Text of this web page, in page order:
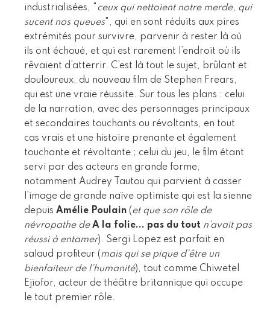
industrialisées, " ceux qui nettoient notre merde, qui
sucent nos queues ", qui en sont réduits aux pires
extrémités pour survivre, parvenir à rester là où
ils ont échoué, et qui est rarement l’endroit où ils
rêvaient d’atterrir. C’est là tout le sujet, brûlant et
douloureux, du nouveau film de Stephen Frears,
qui est une vraie réussite. Sur tous les plans : celui
de la narration, avec des personnages principaux
et secondaires touchants ou révoltants, en tout
cas vrais et une histoire prenante et également
touchante et révoltante ; celui du jeu, le film étant
servi par des acteurs en grande forme,
notamment Audrey Tautou qui parvient à casser
l’image de grande naïve optimiste qui est la sienne
depuis Amélie Poulain (et que son rôle de
névropathe de A la folie... pas du tout n’avait pas
réussi à entamer). Sergi Lopez est parfait en
salaud profiteur (mais qui se pique d’être un
bienfaiteur de l’humanité), tout comme Chiwetel
Ejiofor, acteur de théâtre britannique qui occupe
le tout premier rôle.